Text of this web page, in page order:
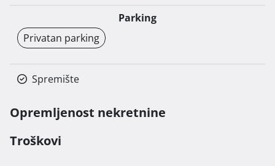
Parking
Privatan parking
Spremište
Opremljenost nekretnine
Troškovi